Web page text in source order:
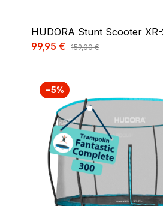
HUDORA Stunt Scooter XR-
Verkaufspreis:
99,95 € Regulärer Preis:
159,00 €
−5%